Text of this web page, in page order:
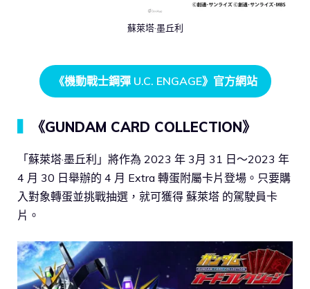
蘇萊塔·墨丘利
《機動戰士鋼彈 U.C. ENGAGE》官方網站
《GUNDAM CARD COLLECTION》
「蘇萊塔·墨丘利」將作為 2023 年 3月 31 日～2023 年
4 月 30 日舉辦的 4 月 Extra 轉蛋附屬卡片登場。只要購
入對象轉蛋並挑戰抽選，就可獲得 蘇萊塔 的駕駛員卡
片。